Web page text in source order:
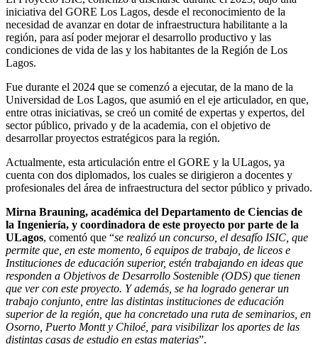
iniciativa del GORE Los Lagos, desde el reconocimiento de la
necesidad de avanzar en dotar de infraestructura habilitante a la
región, para así poder mejorar el desarrollo productivo y las
condiciones de vida de las y los habitantes de la Región de Los
Lagos.
Fue durante el 2024 que se comenzó a ejecutar, de la mano de la
Universidad de Los Lagos, que asumió en el eje articulador, en que,
entre otras iniciativas, se creó un comité de expertas y expertos, del
sector público, privado y de la academia, con el objetivo de
desarrollar proyectos estratégicos para la región.
Actualmente, esta articulación entre el GORE y la ULagos, ya
cuenta con dos diplomados, los cuales se dirigieron a docentes y
profesionales del área de infraestructura del sector público y privado.
Mirna Brauning, académica del Departamento de Ciencias de
la Ingeniería, y coordinadora de este proyecto por parte de la
ULagos, comentó que “se realizó un concurso, el desafío ISIC, que
permite que, en este momento, 6 equipos de trabajo, de liceos e
Instituciones de educación superior, estén trabajando en ideas que
responden a Objetivos de Desarrollo Sostenible (ODS) que tienen
que ver con este proyecto. Y además, se ha logrado generar un
trabajo conjunto, entre las distintas instituciones de educación
superior de la región, que ha concretado una ruta de seminarios, en
Osorno, Puerto Montt y Chiloé, para visibilizar los aportes de las
distintas casas de estudio en estas materias”.